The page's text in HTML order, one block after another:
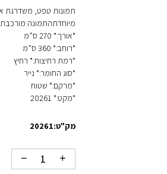
תמונות טפט, משדרגת
מיוחדתהתמונה מורכבת מ-4
*אורך:* 270 ס”מ
*רוחב:* 360 ס”מ
*רמת רחיצות:* רחיץ
*סוג החומר:* נייר
*מרקם:* שטוח
*מקט:* 20261
מק"ט:20261